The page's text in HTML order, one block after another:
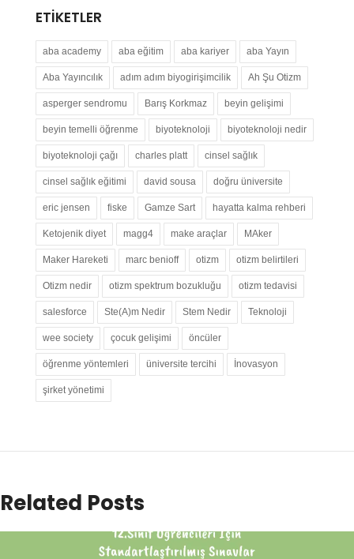
ETIKETLER
aba academy aba eğitim aba kariyer aba Yayın
Aba Yayıncılık adım adım biyogirişimcilik Ah Şu Otizm
asperger sendromu Barış Korkmaz beyin gelişimi
beyin temelli öğrenme biyoteknoloji biyoteknoloji nedir
biyoteknoloji çağı charles platt cinsel sağlık
cinsel sağlık eğitimi david sousa doğru üniversite
eric jensen fiske Gamze Sart hayatta kalma rehberi
Ketojenik diyet magg4 make araçlar MAker
Maker Hareketi marc benioff otizm otizm belirtileri
Otizm nedir otizm spektrum bozukluğu otizm tedavisi
salesforce Ste(A)m Nedir Stem Nedir Teknoloji
wee society çocuk gelişimi öncüler
öğrenme yöntemleri üniversite tercihi İnovasyon
şirket yönetimi
Related Posts